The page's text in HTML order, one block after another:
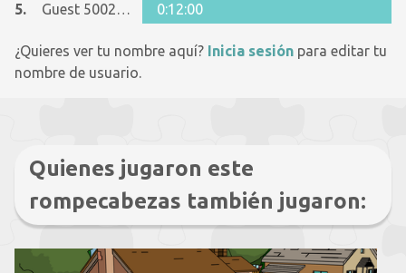
5.
Guest 5002821 0:12:00
¿Quieres ver tu nombre aquí? Inicia sesión para editar tu
nombre de usuario.
Quienes jugaron este
rompecabezas también jugaron: